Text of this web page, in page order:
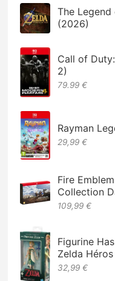
The
(2026)
Call of
2)
79.99 €
Rayman
29,99 €
Fire
Collection
109,99 €
Figurine
Zelda Héros
32,99 €